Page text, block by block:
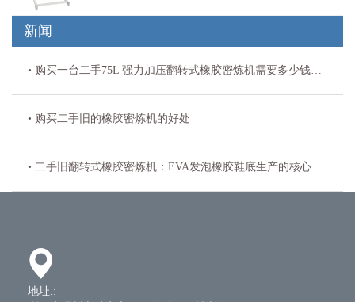
新闻
• 购买一台二手75L 强力加压翻转式橡胶密炼机需要多少钱？二手 75 升翻转密炼机报价区间
• 购买二手旧的橡胶密炼机的好处
• 二手旧翻转式橡胶密炼机：EVA发泡橡胶鞋底生产的核心引擎
地址.: